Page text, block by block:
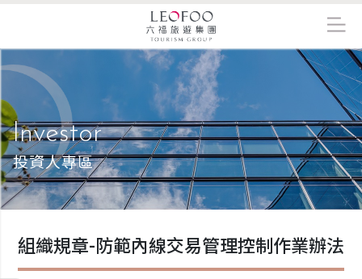
Investor
投資人專區
組織規章-防範內線交易管理控制作業辦法